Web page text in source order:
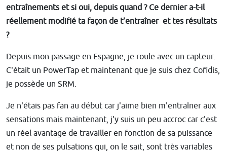
entraînements et si oui, depuis quand ? Ce dernier a-t-il
réellement modifié ta façon de t’entraîner et tes résultats
?
Depuis mon passage en Espagne, je roule avec un capteur.
C'était un PowerTap et maintenant que je suis chez Cofidis,
je possède un SRM.
Je n'étais pas fan au début car j'aime bien m'entraîner aux
sensations mais maintenant, j'y suis un peu accroc car c'est
un réel avantage de travailler en fonction de sa puissance
et non de ses pulsations qui, on le sait, sont très variables